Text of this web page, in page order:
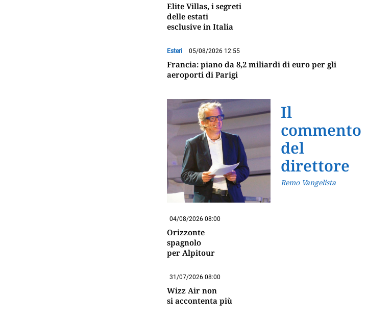
Elite Villas, i segreti
delle estati
esclusive in Italia
Esteri 05/08/2026 12:55
Francia: piano da 8,2 miliardi di euro per gli
aeroporti di Parigi
Il
commento
del
direttore
Remo Vangelista
04/08/2026 08:00
Orizzonte
spagnolo
per Alpitour
31/07/2026 08:00
Wizz Air non
si accontenta più